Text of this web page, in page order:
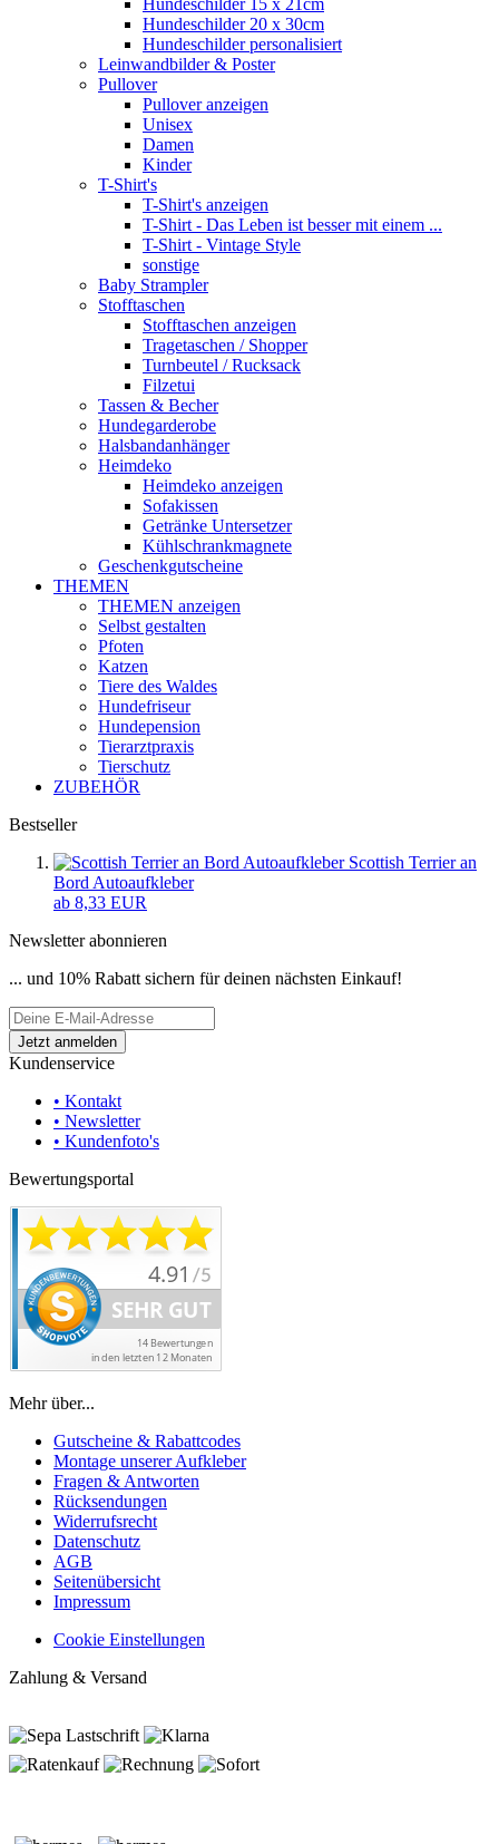
Hundeschilder 20 x 30cm
Hundeschilder personalisiert
Leinwandbilder & Poster
Pullover
Pullover anzeigen
Unisex
Damen
Kinder
T-Shirt's
T-Shirt's anzeigen
T-Shirt - Das Leben ist besser mit einem ...
T-Shirt - Vintage Style
sonstige
Baby Strampler
Stofftaschen
Stofftaschen anzeigen
Tragetaschen / Shopper
Turnbeutel / Rucksack
Filzetui
Tassen & Becher
Hundegarderobe
Halsbandanhänger
Heimdeko
Heimdeko anzeigen
Sofakissen
Getränke Untersetzer
Kühlschrankmagnete
Geschenkgutscheine
THEMEN
THEMEN anzeigen
Selbst gestalten
Pfoten
Katzen
Tiere des Waldes
Hundefriseur
Hundepension
Tierarztpraxis
Tierschutz
ZUBEHÖR
Bestseller
Scottish Terrier an
Bord Autoaufkleber
ab 8,33 EUR
Newsletter abonnieren
... und 10% Rabatt sichern für deinen nächsten Einkauf!
Kundenservice
• Kontakt
• Newsletter
• Kundenfoto's
Bewertungsportal
Mehr über...
Gutscheine & Rabattcodes
Montage unserer Aufkleber
Fragen & Antworten
Rücksendungen
Widerrufsrecht
Datenschutz
AGB
Seitenübersicht
Impressum
Cookie Einstellungen
Zahlung & Versand